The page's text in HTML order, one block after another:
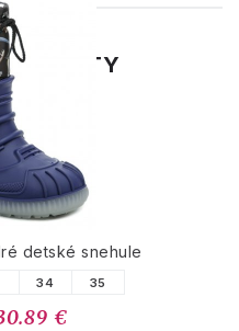
detské snehule
34 35
€